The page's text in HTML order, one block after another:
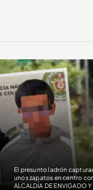
El presunto ladrón
unos zapatos en centro
ALCALDÍA DE ENVIGADO